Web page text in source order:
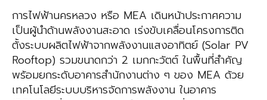
การไฟฟ้านครหลวง หรือ MEA เดินหน้าประกาศความ
เป็นผู้นำด้านพลังงานสะอาด เร่งขับเคลื่อนโครงการติด
ตั้งระบบผลิตไฟฟ้าจากพลังงานแสงอาทิตย์ (Solar PV
Rooftop) รวมขนาดกว่า 2 เมกกะวัตต์ ในพื้นที่สำคัญ
พร้อมยกระดับอาคารสำนักงานต่าง ๆ ของ MEA ด้วย
เทคโนโลยีระบบบริหารจัดการพลังงาน ในอาคาร